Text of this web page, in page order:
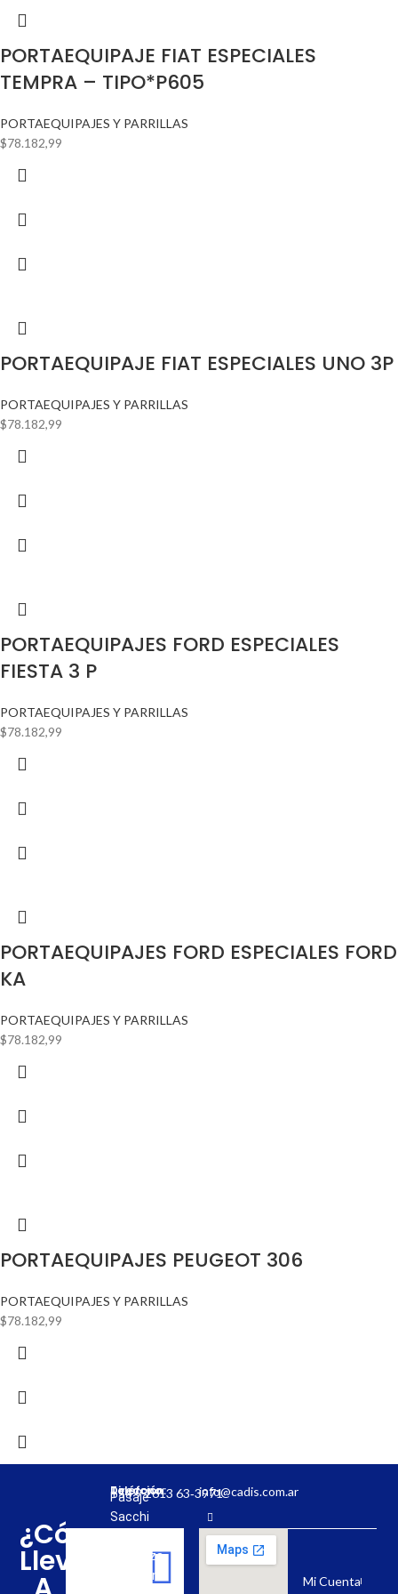
PORTAEQUIPAJE FIAT ESPECIALES
TEMPRA – TIPO*P605
PORTAEQUIPAJES Y PARRILLAS
$78.182,99
PORTAEQUIPAJE FIAT ESPECIALES UNO 3P
PORTAEQUIPAJES Y PARRILLAS
$78.182,99
PORTAEQUIPAJES FORD ESPECIALES
FIESTA 3 P
PORTAEQUIPAJES Y PARRILLAS
$78.182,99
PORTAEQUIPAJES FORD ESPECIALES FORD
KA
PORTAEQUIPAJES Y PARRILLAS
$78.182,99
PORTAEQUIPAJES PEUGEOT 306
PORTAEQUIPAJES Y PARRILLAS
$78.182,99
¿Cómo
Llevar
Dirección:
Pasaje
Sacchi
Mendoza,
Argentina
Teléfono:
‪+54 9 2613 63‑3971‬info@cadis.com.ar
Mi Cuenta